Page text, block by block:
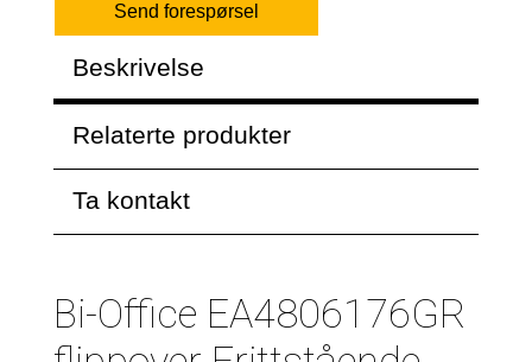
Send forespørsel
Beskrivelse
Relaterte produkter
Ta kontakt
Bi-Office EA4806176GR